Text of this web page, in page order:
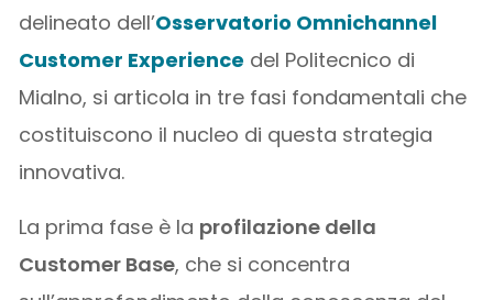
delineato dell’Osservatorio Omnichannel
Customer Experience del Politecnico di
Mialno, si articola in tre fasi fondamentali che
costituiscono il nucleo di questa strategia
innovativa.
La prima fase è la profilazione della
Customer Base, che si concentra